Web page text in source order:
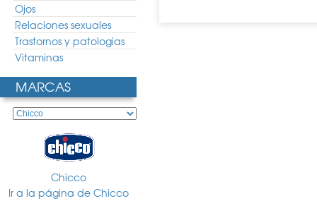
Ojos
Relaciones sexuales
Trastornos y patologias
Vitaminas
MARCAS
Chicco
Ir a la página de Chicco